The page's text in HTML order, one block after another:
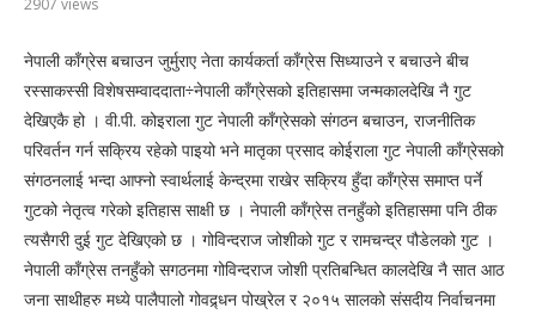
2907 views
नेपाली काँग्रेस बचाउन जुर्मुराए नेता कार्यकर्ता काँग्रेस सिध्याउने र बचाउने बीच
रस्साकस्सी विशेषसम्वाददाता÷नेपाली काँग्रेसको इतिहासमा जन्मकालदेखि नै गुट
देखिएकै हो । वी.पी. कोइराला गुट नेपाली काँग्रेसको संगठन बचाउन, राजनीतिक
परिवर्तन गर्न सक्रिय रहेको पाइयो भने मातृका प्रसाद कोईराला गुट नेपाली काँग्रेसको
संगठनलाई भन्दा आफ्नो स्वार्थलाई केन्द्रमा राखेर सक्रिय हुँदा काँग्रेस समाप्त पर्ने
गुटको नेतृत्व गरेको इतिहास साक्षी छ । नेपाली काँग्रेस तनहुँको इतिहासमा पनि ठीक
त्यसैगरी दुई गुट देखिएको छ । गोविन्दराज जोशीको गुट र रामचन्द्र पौडेलको गुट ।
नेपाली काँग्रेस तनहुँको सगठनमा गोविन्दराज जोशी प्रतिबन्धित कालदेखि नै सात आठ
जना साथीहरु मध्ये पालैपालो गोवद्र्धन पोख्रेल र २०१५ सालको संसदीय निर्वाचनमा